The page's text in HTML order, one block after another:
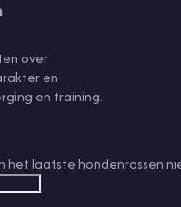
over
en
en training.
het laatste hondenrassen